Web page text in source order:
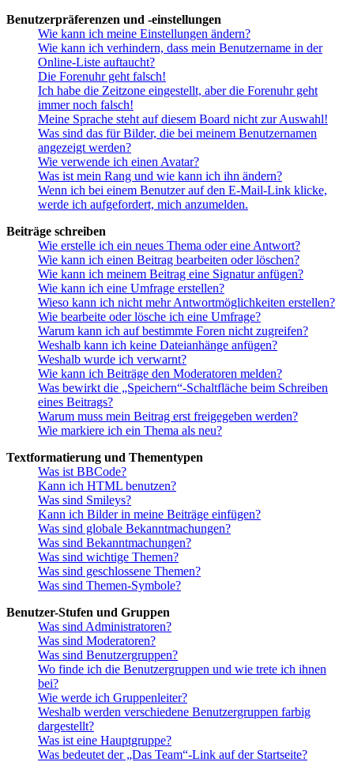
Benutzerpräferenzen und -einstellungen
Wie kann ich meine Einstellungen ändern?
Wie kann ich verhindern, dass mein Benutzername in der
Online-Liste auftaucht?
Die Forenuhr geht falsch!
Ich habe die Zeitzone eingestellt, aber die Forenuhr geht
immer noch falsch!
Meine Sprache steht auf diesem Board nicht zur Auswahl!
Was sind das für Bilder, die bei meinem Benutzernamen
angezeigt werden?
Wie verwende ich einen Avatar?
Was ist mein Rang und wie kann ich ihn ändern?
Wenn ich bei einem Benutzer auf den E-Mail-Link klicke,
werde ich aufgefordert, mich anzumelden.
Beiträge schreiben
Wie erstelle ich ein neues Thema oder eine Antwort?
Wie kann ich einen Beitrag bearbeiten oder löschen?
Wie kann ich meinem Beitrag eine Signatur anfügen?
Wie kann ich eine Umfrage erstellen?
Wieso kann ich nicht mehr Antwortmöglichkeiten erstellen?
Wie bearbeite oder lösche ich eine Umfrage?
Warum kann ich auf bestimmte Foren nicht zugreifen?
Weshalb kann ich keine Dateianhänge anfügen?
Weshalb wurde ich verwarnt?
Wie kann ich Beiträge den Moderatoren melden?
Was bewirkt die „Speichern“-Schaltfläche beim Schreiben
eines Beitrags?
Warum muss mein Beitrag erst freigegeben werden?
Wie markiere ich ein Thema als neu?
Textformatierung und Thementypen
Was ist BBCode?
Kann ich HTML benutzen?
Was sind Smileys?
Kann ich Bilder in meine Beiträge einfügen?
Was sind globale Bekanntmachungen?
Was sind Bekanntmachungen?
Was sind wichtige Themen?
Was sind geschlossene Themen?
Was sind Themen-Symbole?
Benutzer-Stufen und Gruppen
Was sind Administratoren?
Was sind Moderatoren?
Was sind Benutzergruppen?
Wo finde ich die Benutzergruppen und wie trete ich ihnen
bei?
Wie werde ich Gruppenleiter?
Weshalb werden verschiedene Benutzergruppen farbig
dargestellt?
Was ist eine Hauptgruppe?
Was bedeutet der „Das Team“-Link auf der Startseite?